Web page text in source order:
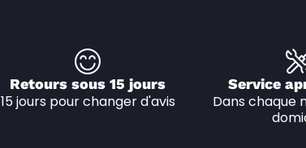
Retours sous 15 jours
15 jours pour changer d'avis
Service
Dans chaque